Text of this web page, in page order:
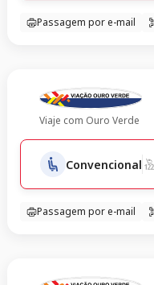
Passagem por e-mail
Viaje com Ouro Verde
Convencional
Passagem por e-mail